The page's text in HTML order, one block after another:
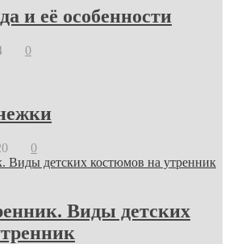
и её особенности
0
0
Виды детских